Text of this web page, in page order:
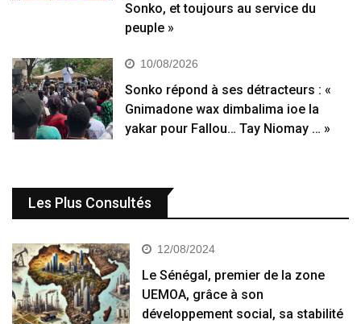
Sonko, et toujours au service du
peuple »
10/08/2026
Sonko répond à ses détracteurs : «
Gnimadone wax dimbalima ioe la
yakar pour Fallou… Tay Niomay … »
Les Plus Consultés
12/08/2024
Le Sénégal, premier de la zone
UEMOA, grâce à son
développement social, sa stabilité